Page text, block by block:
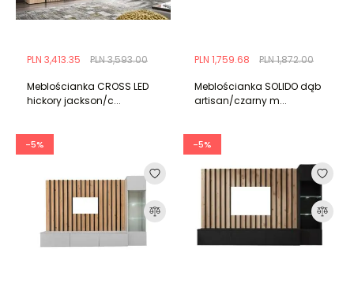
PLN 3,593.00
PLN 3,413.35
Meblościanka CROSS LED
hickory jackson/c...
PLN 1,872.00
PLN 1,759.68
Meblościanka SOLIDO dąb
artisan/czarny m...
-5% -5%